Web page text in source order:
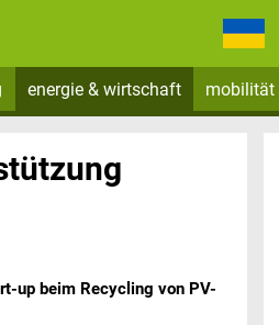
energie & wirtschaft mobilität
up beim Recycling von PV-